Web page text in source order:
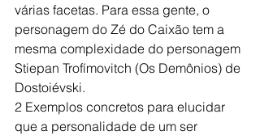
várias facetas. Para essa gente, o
personagem do Zé do Caixão tem a
mesma complexidade do personagem
Stiepan Trofímovitch (Os Demônios) de
Dostoiévski.
2 Exemplos concretos para elucidar
que a personalidade de um ser